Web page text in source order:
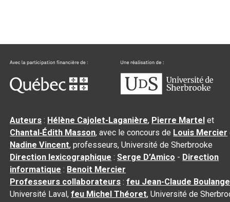
Auteurs : Hélène Cajolet-Laganière, Pierre Martel et
Chantal‑Édith Masson, avec le concours de Louis Mercier
Nadine Vincent, professeurs, Université de Sherbrooke
Direction lexicographique :Serge D’Amico - Direction
informatique : Benoit Mercier
Professeurs collaborateurs :feu Jean-Claude
Université Laval,feu Michel Théoret, Université de